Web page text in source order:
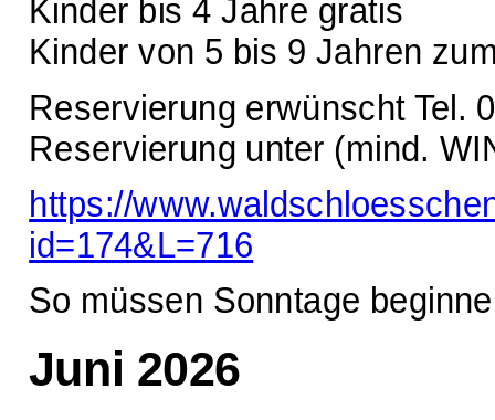
Kinder bis 4 Jahre gratis
Kinder von 5 bis 9 Jahren
Reservierung erwünscht Tel.
Reservierung unter (mind.
https://
id=174&L=716
So müssen Sonntage
Juni 2026